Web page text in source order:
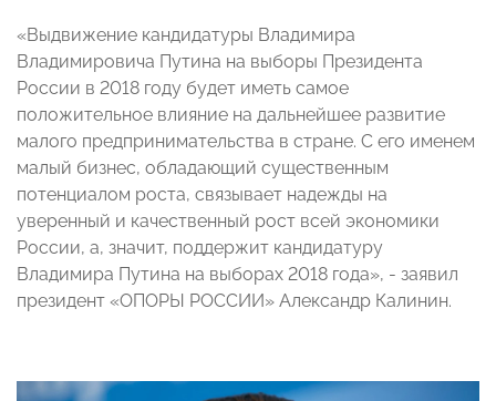
«Выдвижение кандидатуры Владимира
Владимировича Путина на выборы Президента
России в 2018 году будет иметь самое
положительное влияние на дальнейшее развитие
малого предпринимательства в стране. С его именем
малый бизнес, обладающий существенным
потенциалом роста, связывает надежды на
уверенный и качественный рост всей экономики
России, а, значит, поддержит кандидатуру
Владимира Путина на выборах 2018 года», - заявил
президент «ОПОРЫ РОССИИ» Александр Калинин.